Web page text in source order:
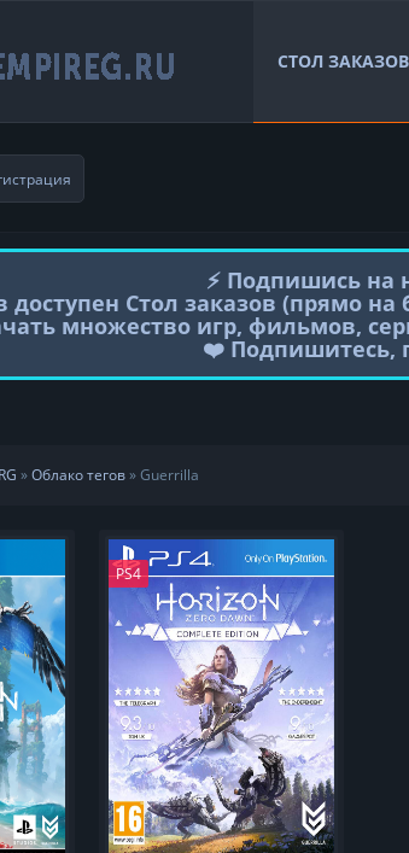
СТОЛ ЗАКАЗОВ
⚡️ Подпишись на
доступен Стол заказов (прямо
множество игр, фильмов,
❤️ Подпишитесь,
»Облако тегов» Guerrilla
PS4